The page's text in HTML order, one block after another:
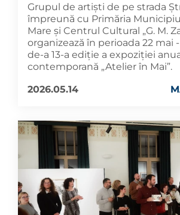
Grupul de artiști de pe strada
împreună cu Primăria
Mare și Centrul Cultural „G. M.
organizează în perioada 22 mai
de-a 13-a ediție a expoziției
contemporană „Atelier în Mai”.
2026.05.14